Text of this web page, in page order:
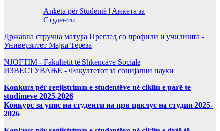
Anketa për Studentë | Анкета за
Студенти
Државна стручна матура Преглед со профили и училишта -
Универзитет Мајка Тереза
NJOFTIM - Fakultetit të Shkencave Sociale
ИЗВЕСТУВАЊЕ - Факултетот за социјални науки
Konkurs për regjistrimin e studentëve në ciklin e parë te
studimeve 2025-2026
Конкурс за упис на студенти на прв циклус на студии 2025-
2026